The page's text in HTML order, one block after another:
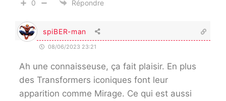
0 Répondre
spiBER-man
08/06/2023 23:21
Ah une connaisseuse, ça fait plaisir. En plus
des Transformers iconiques font leur
apparition comme Mirage. Ce qui est aussi